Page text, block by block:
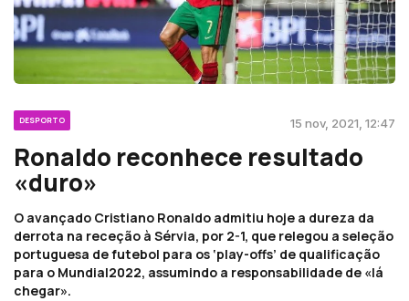
DESPORTO 15 nov, 2021, 12:47
Ronaldo reconhece resultado
«duro»
O avançado Cristiano Ronaldo admitiu hoje a dureza da
derrota na receção à Sérvia, por 2-1, que relegou a seleção
portuguesa de futebol para os ‘play-offs’ de qualificação
para o Mundial2022, assumindo a responsabilidade de «lá
chegar».